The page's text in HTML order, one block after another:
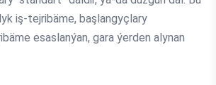
iş-tejribäme, başlangyçlary
esaslanýan, gara ýerden alynan